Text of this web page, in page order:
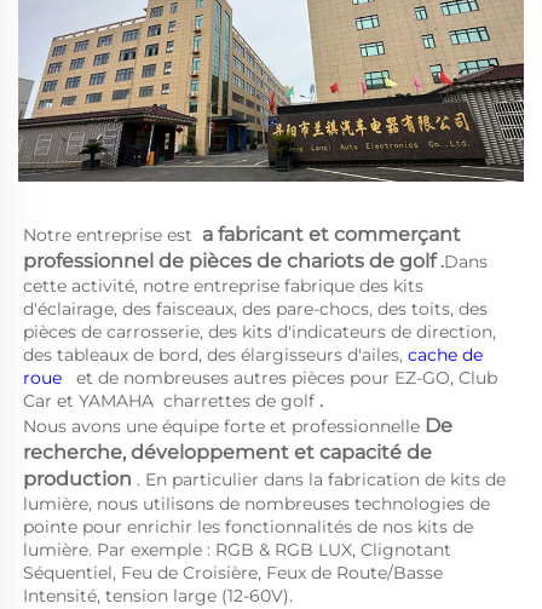
Notre entreprise est a fabricant et commerçant
professionnel de pièces de chariots de golf .Dans
cette activité, notre entreprise fabrique des kits
d'éclairage, des faisceaux, des pare-chocs, des toits, des
pièces de carrosserie, des kits d'indicateurs de direction,
des tableaux de bord, des élargisseurs d'ailes, cache de
roue et de nombreuses autres pièces pour EZ-GO, Club
Car et YAMAHA charrettes de golf .
Nous avons une équipe forte et professionnelle De
recherche, développement et capacité de
production . En particulier dans la fabrication de kits de
lumière, nous utilisons de nombreuses technologies de
pointe pour enrichir les fonctionnalités de nos kits de
lumière. Par exemple : RGB & RGB LUX, Clignotant
Séquentiel, Feu de Croisière, Feux de Route/Basse
Intensité, tension large (12-60V).